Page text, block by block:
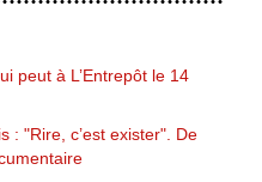
peut à L’Entrepôt le 14
: "Rire, c’est exister". De